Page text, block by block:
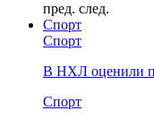
пред. след.
Спорт
Спорт
В НХЛ оценили
Спорт